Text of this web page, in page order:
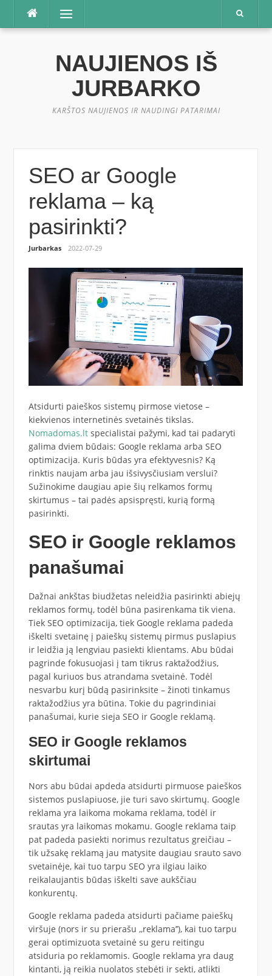
Praleisti
Meniu
NAUJIENOS IŠ
JURBARKO
KARŠTOS NAUJIENOS IR NAUDINGI PATARIMAI
SEO ar Google
reklama – ką
pasirinkti?
Jurbarkas 2022-07-29
Atsidurti paieškos sistemų pirmose vietose –
kiekvienos internetinės svetainės tikslas.
Nomadomas.ltspecialistai pažymi, kad tai padaryti
galima dviem būdais: Google reklama arba SEO
optimizacija. Kuris būdas yra efektyvesnis? Ką
rinktis naujam arba jau išsivysčiusiam verslui?
Sužinokime daugiau apie šių relkamos formų
skirtumus – tai padės apsispręsti, kurią formą
pasirinkti.
SEO ir Google reklamos
panašumai
Dažnai ankštas biudžetas neleidžia pasirinkti abiejų
reklamos formų, todėl būna pasirenkama tik viena.
Tiek SEO optimizacija, tiek Google reklama padeda
iškelti svetainę į paieškų sistemų pirmus puslapius
ir leidžia ją lengviau pasiekti klientams. Abu būdai
pagrinde fokusuojasi į tam tikrus raktažodžius,
pagal kuriuos bus atrandama svetainė. Todėl
nesvarbu kurį būdą pasirinksite – žinoti tinkamus
raktažodžius yra būtina. Tokie du pagrindiniai
panašumai, kurie sieja SEO ir Google reklamą.
SEO ir Google reklamos
skirtumai
Nors abu būdai apdeda atsidurti pirmuose paieškos
sistemos puslapiuose, jie turi savo skirtumų. Google
reklama yra laikoma mokama reklama, todėl ir
srautas yra laikomas mokamu. Google reklama taip
pat padeda pasiekti norimus rezultatus greičiau –
tik užsakę reklamą jau matysite daugiau srauto savo
svetainėje, kai tuo tarpu SEO yra ilgiau laiko
reikalaujantis būdas iškelti save aukščiau
konkurentų.
Google reklama padeda atsidurti pačiame paieškų
viršuje (nors ir su prierašu ,,reklama’’), kai tuo tarpu
gerai optimizuota svetainė su geru reitingu
atsiduria po reklamomis. Google reklama yra daug
kintanti, ją reikia nuolatos stebėti ir sekti, atlikti